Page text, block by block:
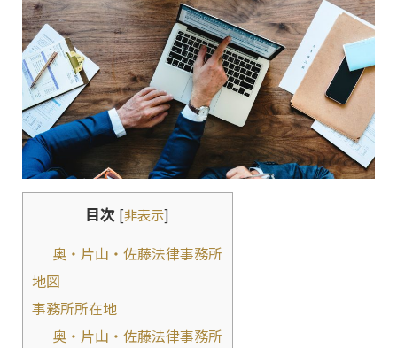
目次 [非表示]
奥・片山・佐藤法律事務所
地図
事務所所在地
奥・片山・佐藤法律事務所